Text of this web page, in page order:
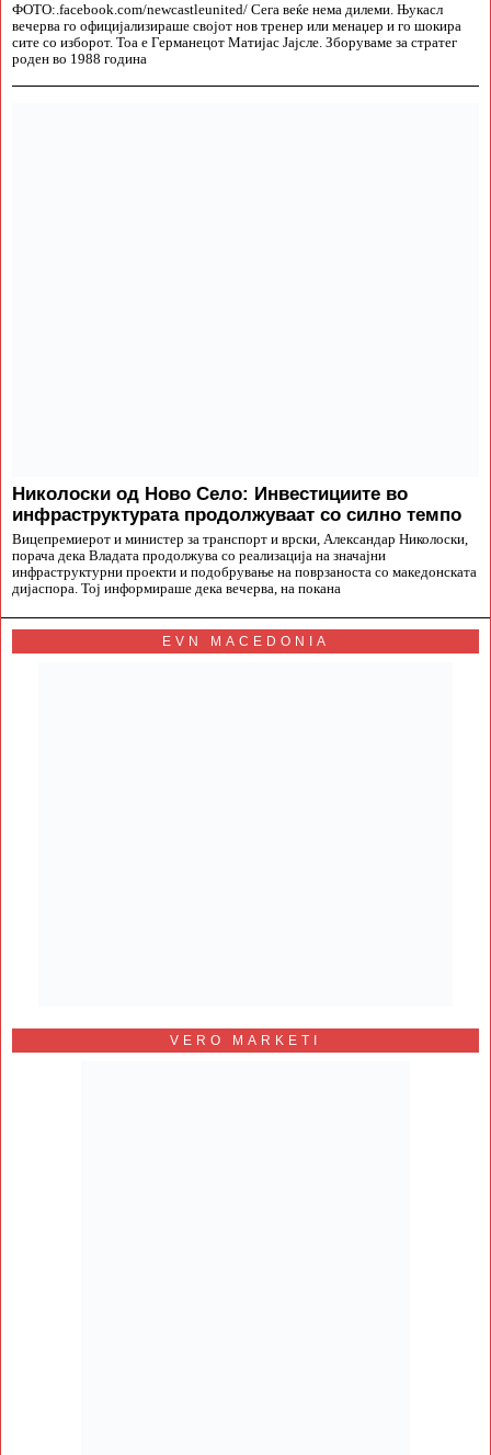
ФОТО:.facebook.com/newcastleunited/ Сега веќе нема дилеми. Њукасл
вечерва го официјализираше својот нов тренер или менаџер и го шокира
сите со изборот. Тоа е Германецот Матијас Јајсле. Зборуваме за стратег
роден во 1988 година
Николоски од Ново Село: Инвестициите во
инфраструктурата продолжуваат со силно темпо
Вицепремиерот и министер за транспорт и врски, Александар Николоски,
порача дека Владата продолжува со реализација на значајни
инфраструктурни проекти и подобрување на поврзаноста со македонската
дијаспора. Тој информираше дека вечерва, на покана
EVN MACEDONIA
VERO MARKETI